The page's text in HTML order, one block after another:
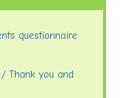
questionnaire
Thank you and